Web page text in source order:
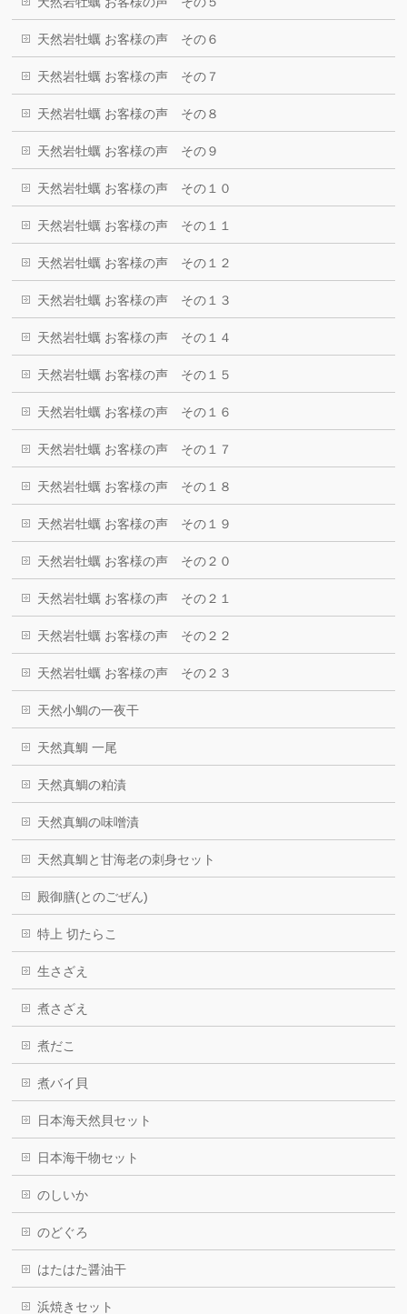
天然岩牡蠣 お客様の声 その６
天然岩牡蠣 お客様の声 その７
天然岩牡蠣 お客様の声 その８
天然岩牡蠣 お客様の声 その９
天然岩牡蠣 お客様の声 その１０
天然岩牡蠣 お客様の声 その１１
天然岩牡蠣 お客様の声 その１２
天然岩牡蠣 お客様の声 その１３
天然岩牡蠣 お客様の声 その１４
天然岩牡蠣 お客様の声 その１５
天然岩牡蠣 お客様の声 その１６
天然岩牡蠣 お客様の声 その１７
天然岩牡蠣 お客様の声 その１８
天然岩牡蠣 お客様の声 その１９
天然岩牡蠣 お客様の声 その２０
天然岩牡蠣 お客様の声 その２１
天然岩牡蠣 お客様の声 その２２
天然岩牡蠣 お客様の声 その２３
天然小鯛の一夜干
天然真鯛 一尾
天然真鯛の粕漬
天然真鯛の味噌漬
天然真鯛と甘海老の刺身セット
殿御膳(とのごぜん)
特上 切たらこ
生さざえ
煮さざえ
煮だこ
煮バイ貝
日本海天然貝セット
日本海干物セット
のしいか
のどぐろ
はたはた醤油干
浜焼きセット